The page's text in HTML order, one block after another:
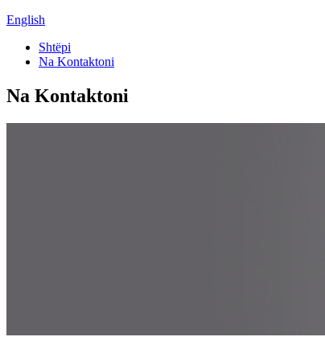
English
Shtëpi
Na Kontaktoni
Na Kontaktoni